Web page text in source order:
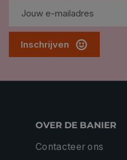
Inschrijven
OVER DE BANIER
Contacteer ons